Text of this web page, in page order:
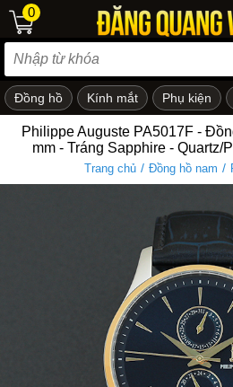
em
0
Đồng hồ Kính mắt Phụ kiện
Philippe Auguste PA5017F -
mm - Tráng Sapphire - Quartz/
Trang chủ / Đồng hồ nam /